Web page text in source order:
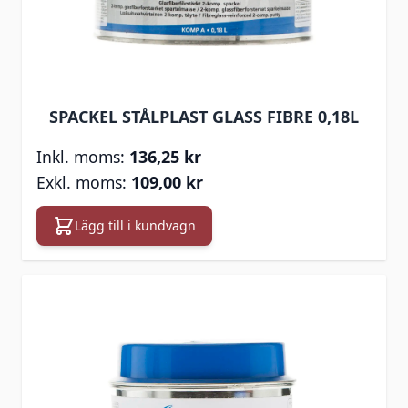
SPACKEL STÅLPLAST GLASS FIBRE 0,18L
136,25 kr
109,00 kr
Lägg till i kundvagn